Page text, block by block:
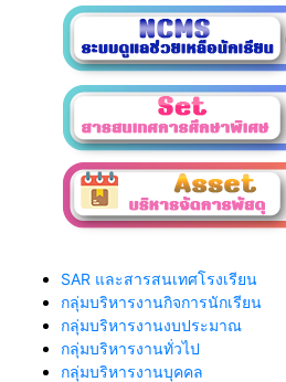
SAR และสารสนเทศโรงเรียน
กลุ่มบริหารงานกิจการนักเรียน
กลุ่มบริหารงานงบประมาณ
กลุ่มบริหารงานทั่วไป
กลุ่มบริหารงานบุคคล